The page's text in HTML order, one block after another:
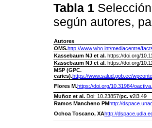
Tabla 1
según autores,
Autores
OMS.http://www.who.int/mediacentre/
Kassebaum NJ et al. https://doi.org/
Kassebaum NJ et al. https://doi.org/
MSP (GPC.
caries).https://www.salud.gob.ec/
Flores M.https://doi.org/10.31984/
Muñoz et al. Doi: 10.23857/pc. v2i3.49
Ramos Mancheno PMhttp://
Ochoa Toscano, XAhttp://